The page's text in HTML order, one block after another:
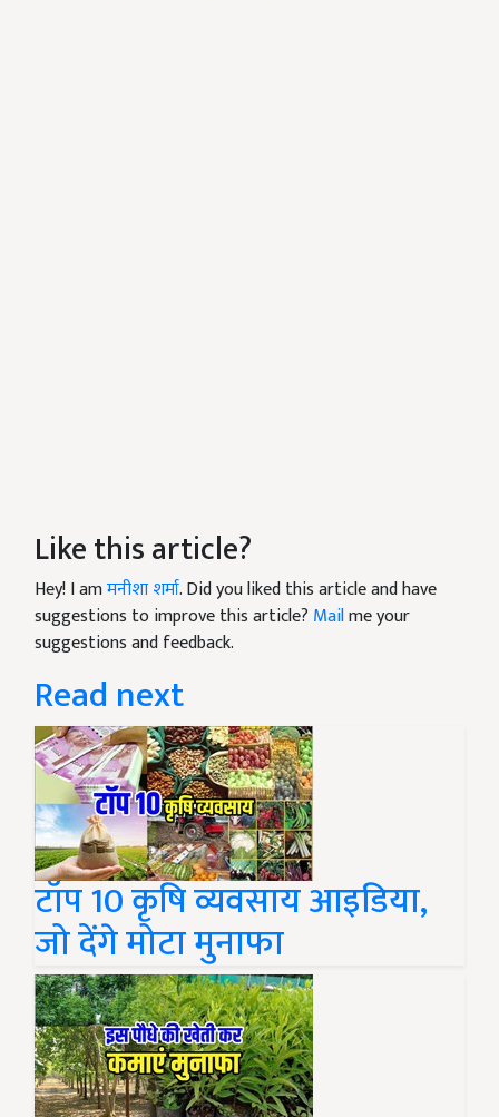
Like this article?
Hey! I amमनीशा शर्मा. Did you liked this article and have
suggestions to improve this article? Mailme your
suggestions and feedback.
Read next
टॉप 10 कृषि व्यवसाय आइडिया,
जो देंगे मोटा मुनाफा